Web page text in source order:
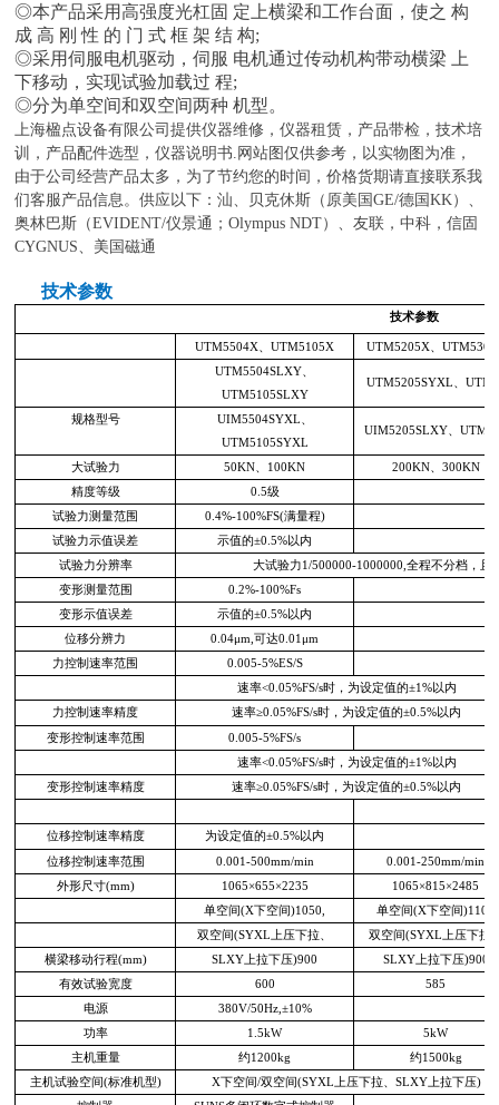
◎本产品采用高强度光杠固 定上横梁和工作台面，使之 构
成 高 刚 性 的 门 式 框 架 结 构;
◎采用伺服电机驱动，伺服 电机通过传动机构带动横梁 上
下移动，实现试验加载过 程;
◎分为单空间和双空间两种 机型。
上海楹点设备有限公司提供仪器维修，仪器租赁，产品带检，技术培
训，产品配件选型，仪器说明书 网站图仅供参考，以实物图为准，
由于公司经营产品太多，为了节约您的时间，价格货期请直接联系我
们客服产品信息。供应以下：汕、贝克休斯（原美国GE/德国KK ）、
奥林巴斯（EVIDENT/仪景通；Olympus NDT）、友联，中科，信固
CYGNUS 、美国磁通
技术参数
技术参数
UTM5504X、UTM5105X
UTM5205X、
UTM5504SLXY、
UTM5105SLXY
UTM5205SYXL、
规格型号
UIM5504SYXL、
UTM5105SYXL
UIM5205SLXY、
大试验力 50KN、100KN
200KN、300KN
精度等级
0.5级
试验力测量范围
0.4%-100%FS(满量程)
试验力示值误差
示值的±0.5%以内
试验力分辨率
大试验力1/500000-1000000,全程不分档，且
变形测量范围
0.2%-100%Fs
变形示值误差
示值的±0.5%以内
位移分辨力
0.04μm,可达0.01μm
力控制速率范围
0.005-5%ES/S
速率<0.05%FS/s时，为设定值的±1%以内
力控制速率精度
速率≥0.05%FS/s时，为设定值的±0.5%以内
变形控制速率范围
0.005-5%FS/s
速率<0.05%FS/s时，为设定值的±1%以内
变形控制速率精度
速率≥0.05%FS/s时，为设定值的±0.5%以内
位移控制速率精度 为设定值的±0.5%以内
位移控制速率范围 0.001-500mm/min
0.001-250mm/min
外形尺寸(mm)
1065×655×2235
1065×815×2485
单空间(X下空间)1050,
单空间(X下空间)1100
双空间(SYXL上压下拉、
双空间(SYXL上压下拉
横梁移动行程(mm)
SLXY上拉下压)900
SLXY上拉下压)900
有效试验宽度
600
585
电源
380V/50Hz,±10%
功率
1.5kW
5kW
主机重量
约1200kg
约1500kg
主机试验空间(标准机型)
X下空间/双空间(SYXL上压下拉、SLXY上拉下压)